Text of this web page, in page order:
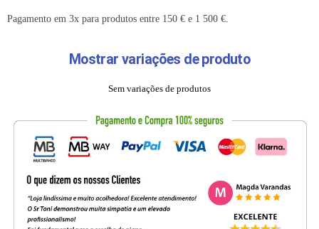
Pagamento em 3x para produtos entre 150 € e 1 500 €.
Mostrar variações de produto
Sem variações de produtos